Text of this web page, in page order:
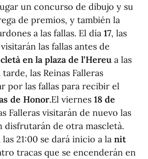
un concurso de dibujo y su
de premios, y también la
a las fallas. El día 17, las
las fallas antes de
en la plaza de l’Hereu a las
las Reinas Falleras
por las fallas para recibir el
de Honor.El viernes 18 de
Falleras visitarán de nuevo las
disfrutarán de otra mascletà.
21:00 se dará inicio a la nit
tracas que se encenderán en